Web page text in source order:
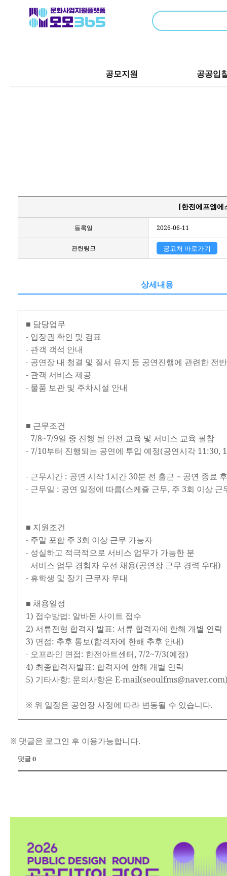
공모지원 공공입
[한전에프엠
등록일 2026-06-11
관련링크 공고처 바로가기
상세내용
■ 담당업무
- 입장권 확인 및 검표
- 관객 객석 안내
- 공연장 내 청결 및 질서 유지 등 공연진행에 관련한 전
- 관객 서비스 제공
- 물품 보관 및 주차시설 안내
■ 근무조건
- 7/8~7/9일 중 진행 될 안전 교육 및 서비스 교육 필참
- 7/10부터 진행되는 공연에 투입 예정(공연시각 11:30,
- 근무시간 : 공연 시작 1시간 30분 전 출근 ~ 공연 종료
- 근무일 : 공연 일정에 따름(스케쥴 근무, 주 3회 이상 근
■ 지원조건
- 주말 포함 주 3회 이상 근무 가능자
- 성실하고 적극적으로 서비스 업무가 가능한 분
- 서비스 업무 경험자 우선 채용(공연장 근무 경력 우대)
- 휴학생 및 장기 근무자 우대
■ 채용일정
1) 접수방법: 알바몬 사이트 접수
2) 서류전형 합격자 발표: 서류 합격자에 한해 개별 연락
3) 면접: 추후 통보(합격자에 한해 추후 안내)
- 오프라인 면접: 한전아트센터, 7/2~7/3(예정)
4) 최종합격자발표: 합격자에 한해 개별 연락
5) 기타사항: 문의사항은 E-
※ 위 일정은 공연장 사정에 따라 변동될 수 있습니다.
※ 댓글은 로그인 후 이용가능합니다.
댓글 0